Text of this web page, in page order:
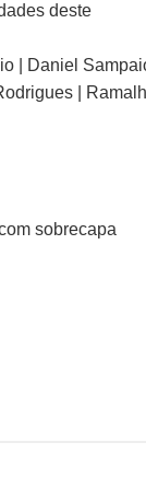
deste
| Daniel
|
sobrecapa